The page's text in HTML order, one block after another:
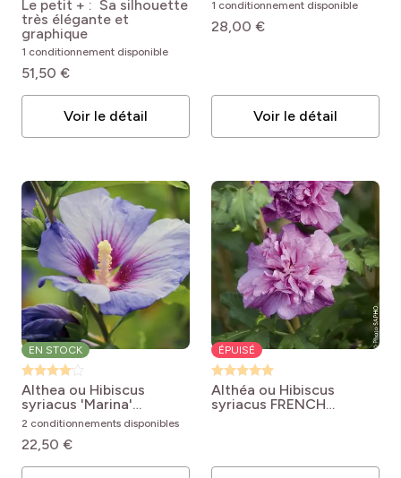
Rareté
Se naturalise
Verger
Serre
Le petit + : Sa silhouette
très élégante et
graphique
1 conditionnement disponible
51,50 €
Voir le détail
1 conditionnement disponible
28,00 €
Voir le détail
EN STOCK
Althea ou Hibiscus
syriacus 'Marina'
Hibiscus syriacus Oiseau
Bleu (Marina)
2 conditionnements disponibles
22,50 €
ÉPUISÉ
Althéa ou Hibiscus
syriacus FRENCH